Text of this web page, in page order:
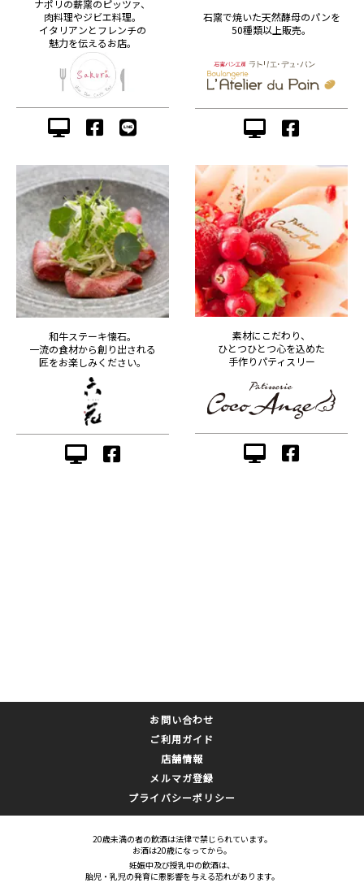
ナポリの薪窯のピッツァ、
肉料理やジビエ料理。
イタリアンとフレンチの
魅力を伝えるお店。
石窯で焼いた天然酵母のパンを
50種類以上販売。
和牛ステーキ懐石。
一流の食材から創り出される
匠をお楽しみください。
素材にこだわり、
ひとつひとつ心を込めた
手作りパティスリー
お問い合わせ
ご利用ガイド
店舗情報
メルマガ登録
プライバシーポリシー
20歳未満の者の飲酒は法律で禁じられています。
お酒は20歳になってから。
妊娠中及び授乳中の飲酒は、
胎児・乳児の発育に悪影響を与える恐れがあります。